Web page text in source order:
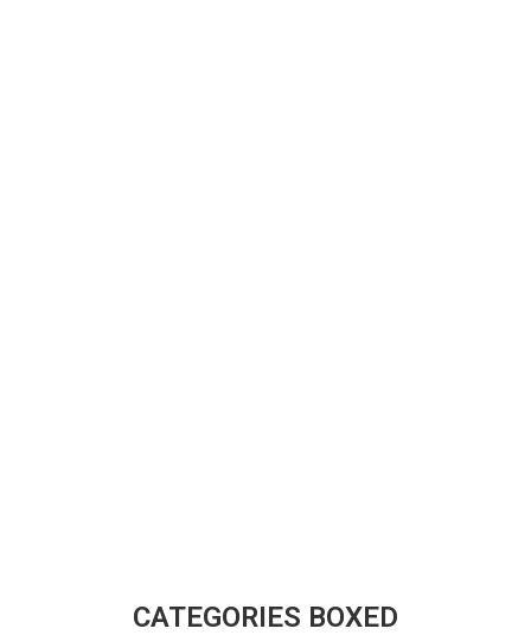
CATEGORIES BOXED